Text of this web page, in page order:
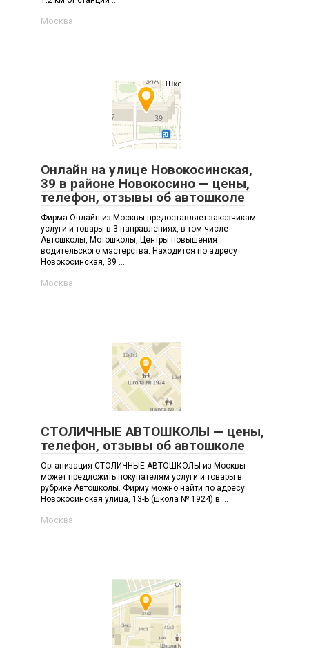
Москва
Онлайн на улице Новокосинская,
39 в районе Новокосино — цены,
телефон, отзывы об автошколе
Фирма Онлайн из Москвы предоставляет заказчикам
услуги и товары в 3 направлениях, в том числе
Автошколы, Мотошколы, Центры повышения
водительского мастерства. Находится по адресу
Новокосинская, 39 ...
Москва
СТОЛИЧНЫЕ АВТОШКОЛЫ — цены,
телефон, отзывы об автошколе
Организация СТОЛИЧНЫЕ АВТОШКОЛЫ из Москвы
может предложить покупателям услуги и товары в
рубрике Автошколы. Фирму можно найти по адресу
Новокосинская улица, 13-Б (школа № 1924) в ...
Москва